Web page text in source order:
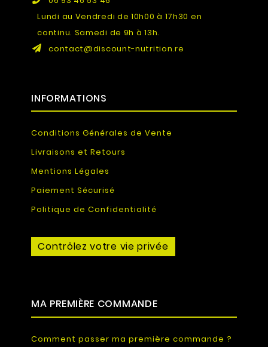
Lundi au Vendredi de 10h00 à 17h30 en
continu. Samedi de 9h à 13h.
contact@discount-nutrition.re
INFORMATIONS
Conditions Générales de Vente
Livraisons et Retours
Mentions Légales
Paiement Sécurisé
Politique de Confidentialité
Contrôlez votre vie privée
MA PREMIÈRE COMMANDE
Comment passer ma première commande ?